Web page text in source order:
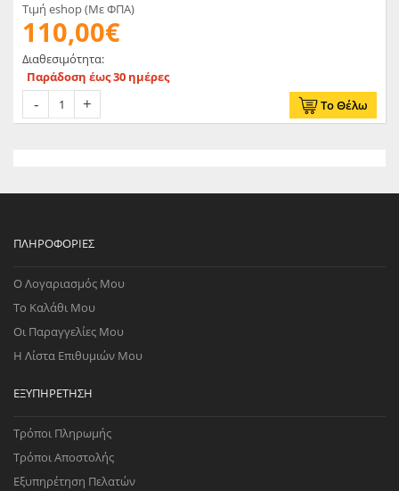
Τιμή eshop (Με ΦΠΑ)
110,00€
Διαθεσιμότητα:
Παράδοση έως 30 ημέρες
Το Θέλω
ΠΛΗΡΟΦΟΡΊΕΣ
Ο Λογαριασμός Μου
Το Καλάθι Μου
Οι Παραγγελίες Μου
Η Λίστα Επιθυμιών Μου
ΕΞΥΠΗΡΈΤΗΣΗ
Τρόποι Πληρωμής
Τρόποι Αποστολής
Εξυπηρέτηση Πελατών